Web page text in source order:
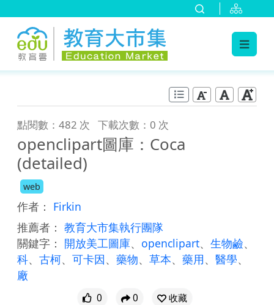
點閱數：482 次 下載次數：0 次
openclipart圖庫：Coca
(detailed)
web
作者： Firkin
推薦者： 教育大市集執行團隊
關鍵字： 開放美工圖庫、 openclipart、 生物鹼、
科、 古柯、 可卡因、 藥物、 草本、 藥用、 醫學、
廠
0 0
收藏